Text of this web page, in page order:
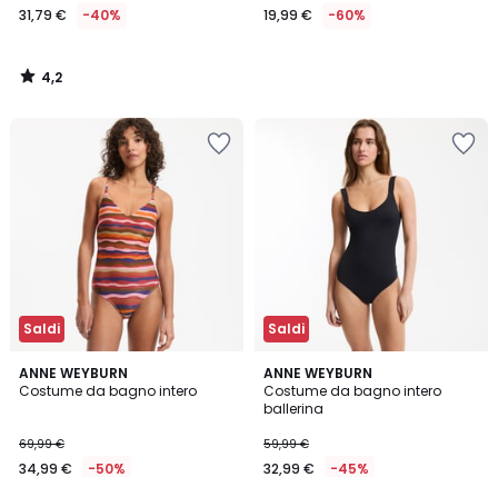
31,79 € -40%
4,2
/
19,99 € -60%
Saldi
ANNE WEYBURN
Costume da bagno intero
69,99 €
34,99 € -50%
4,8
/ 5
Saldi
ANNE WEYBURN
Costume da bagno intero
ballerina
59,99 €
32,99 € -45%
3,5
/ 5